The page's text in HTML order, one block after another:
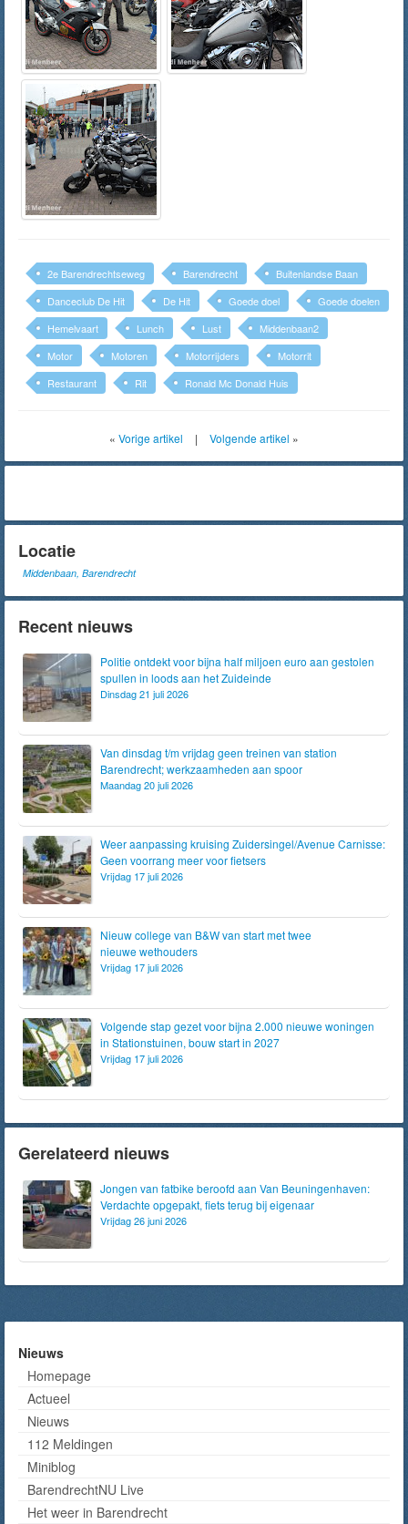
2e Barendrechtseweg Barendrecht
Buitenlandse Baan
Danceclub De Hit
De Hit Goede doel
Goede doelen
Hemelvaart
Lunch Lust
Middenbaan2
Motor
Motoren Motorrijders
Motorrit
Restaurant
Rit Ronald Mc Donald Huis
« Vorige artikel | Volgende artikel »
Locatie
Middenbaan, Barendrecht
Recent nieuws
Politie ontdekt voor bijna half miljoen euro aan gestolen
spullen in loods aan het Zuideinde
Dinsdag 21 juli 2026
Van dinsdag t/m vrijdag geen treinen van station
Barendrecht; werkzaamheden aan spoor
Maandag 20 juli 2026
Weer aanpassing kruising Zuidersingel/Avenue Carnisse:
Geen voorrang meer voor fietsers
Vrijdag 17 juli 2026
Nieuw college van B&W van start met twee
nieuwe wethouders
Vrijdag 17 juli 2026
Volgende stap gezet voor bijna 2.000 nieuwe woningen
in Stationstuinen, bouw start in 2027
Vrijdag 17 juli 2026
Gerelateerd nieuws
Jongen van fatbike beroofd aan Van Beuningenhaven:
Verdachte opgepakt, fiets terug bij eigenaar
Vrijdag 26 juni 2026
Nieuws
Homepage
Actueel
Nieuws
112 Meldingen
Miniblog
BarendrechtNU Live
Het weer in Barendrecht